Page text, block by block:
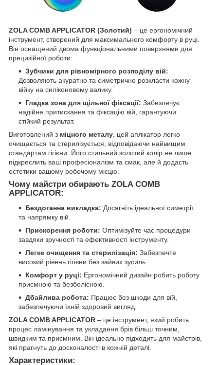
ZOLA COMB APPLICATOR (Золотий) – це ергономічний
інструмент, створений для максимального комфорту в руці.
Він оснащений двома функціональними поверхнями для
прецизійної роботи:
Зубчики для рівномірного розподілу вій:
Дозволяють акуратно та симетрично розкласти кожну
війку на силіконовому валику.
Гладка зона для щільної фіксації: Забезпечує
надійне притискання та фіксацію вій, гарантуючи
стійкий результат.
Виготовлений з міцного металу, цей аплікатор легко
очищається та стерилізується, відповідаючи найвищим
стандартам гігієни. Його стильний золотий колір не лише
підкреслить ваш професіоналізм та смак, але й додасть
естетики вашому робочому місцю.
Чому майстри обирають ZOLA COMB
APPLICATOR:
Бездоганна викладка: Досягніть ідеальної симетрії
та напрямку вій.
Прискорення роботи: Оптимізуйте час процедури
завдяки зручності та ефективності інструменту.
Легке очищення та стерилізація: Забезпечте
високий рівень гігієни без зайвих зусиль.
Комфорт у руці: Ергономічний дизайн робить роботу
приємною та безболісною.
Дбайлива робота: Працює без шкоди для вій,
забезпечуючи їхній здоровий вигляд.
ZOLA COMB APPLICATOR – це інструмент, який робить
процес ламінування та укладання брів більш точним,
швидким та приємним. Він ідеально підходить для майстрів,
які прагнуть до досконалості в кожній деталі.
Характеристики: